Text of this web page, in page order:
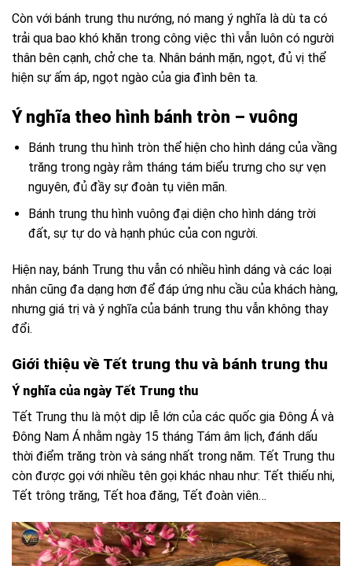
Còn với bánh trung thu nướng, nó mang ý nghĩa là dù ta có
trải qua bao khó khăn trong công việc thì vẫn luôn có người
thân bên cạnh, chở che ta. Nhân bánh mặn, ngọt, đủ vị thể
hiện sự ấm áp, ngọt ngào của gia đình bên ta.
Ý nghĩa theo hình bánh tròn – vuông
Bánh trung thu hình tròn thể hiện cho hình dáng của vầng
trăng trong ngày rằm tháng tám biểu trưng cho sự vẹn
nguyên, đủ đầy sự đoàn tụ viên mãn.
Bánh trung thu hình vuông đại diện cho hình dáng trời
đất, sự tự do và hạnh phúc của con người.
Hiện nay, bánh Trung thu vẫn có nhiều hình dáng và các loại
nhân cũng đa dạng hơn để đáp ứng nhu cầu của khách hàng,
nhưng giá trị và ý nghĩa của bánh trung thu vẫn không thay
đổi.
Giới thiệu về Tết trung thu và bánh trung thu
Ý nghĩa của ngày Tết Trung thu
Tết Trung thu là một dịp lễ lớn của các quốc gia Đông Á và
Đông Nam Á nhằm ngày 15 tháng Tám âm lịch, đánh dấu
thời điểm trăng tròn và sáng nhất trong năm. Tết Trung thu
còn được gọi với nhiều tên gọi khác nhau như: Tết thiếu nhi,
Tết trông trăng, Tết hoa đăng, Tết đoàn viên…